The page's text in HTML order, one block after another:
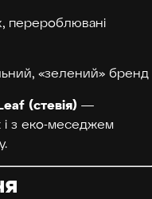
перероблювані
«зелений» бренд
(стевія) —
і з еко-меседжем